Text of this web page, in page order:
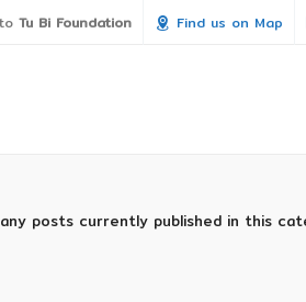
Tu Bi Foundation Find us on Map
posts currently published in this